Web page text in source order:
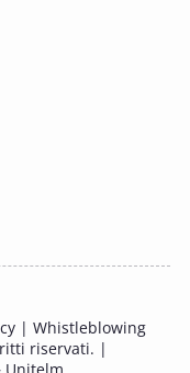
alla teologia
Creato
| Whistleblowing
riservati. |
Unitelm